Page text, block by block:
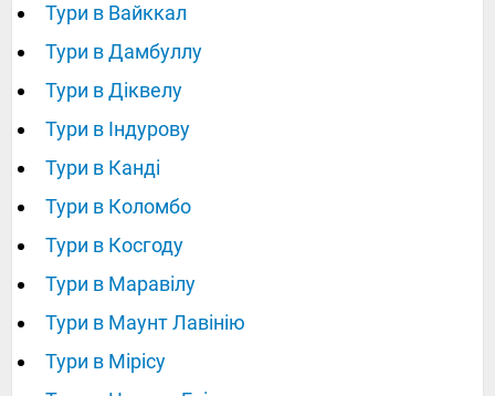
Тури в Вайккал
Тури в Дамбуллу
Тури в Діквелу
Тури в Індурову
Тури в Канді
Тури в Коломбо
Тури в Косгоду
Тури в Маравілу
Тури в Маунт Лавінію
Тури в Мірісу